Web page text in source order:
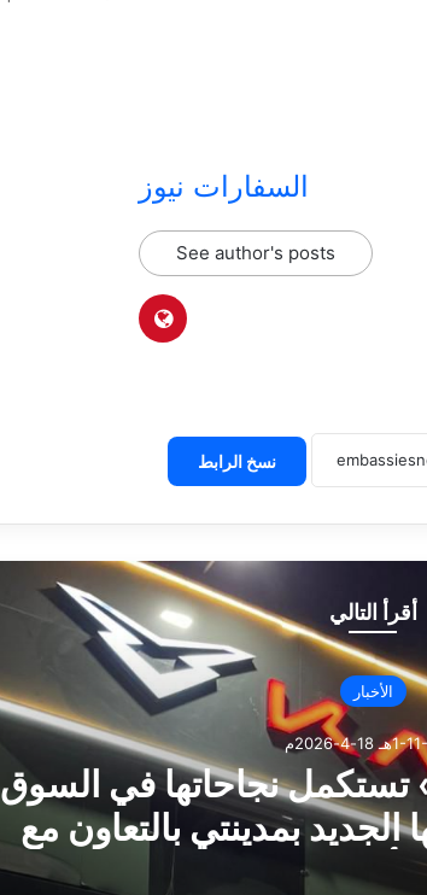
السفارات نيوز
See author's posts
نسخ الرابط
أقرأ التالي
الأخبار
4-2026م
تستكمل نجاحاتها في السوق
بمدينتي بالتعاون مع
أوتوموتيف»